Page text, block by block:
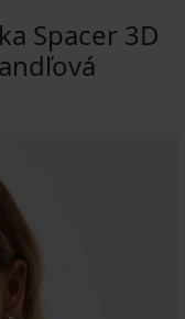
Spacer 3D